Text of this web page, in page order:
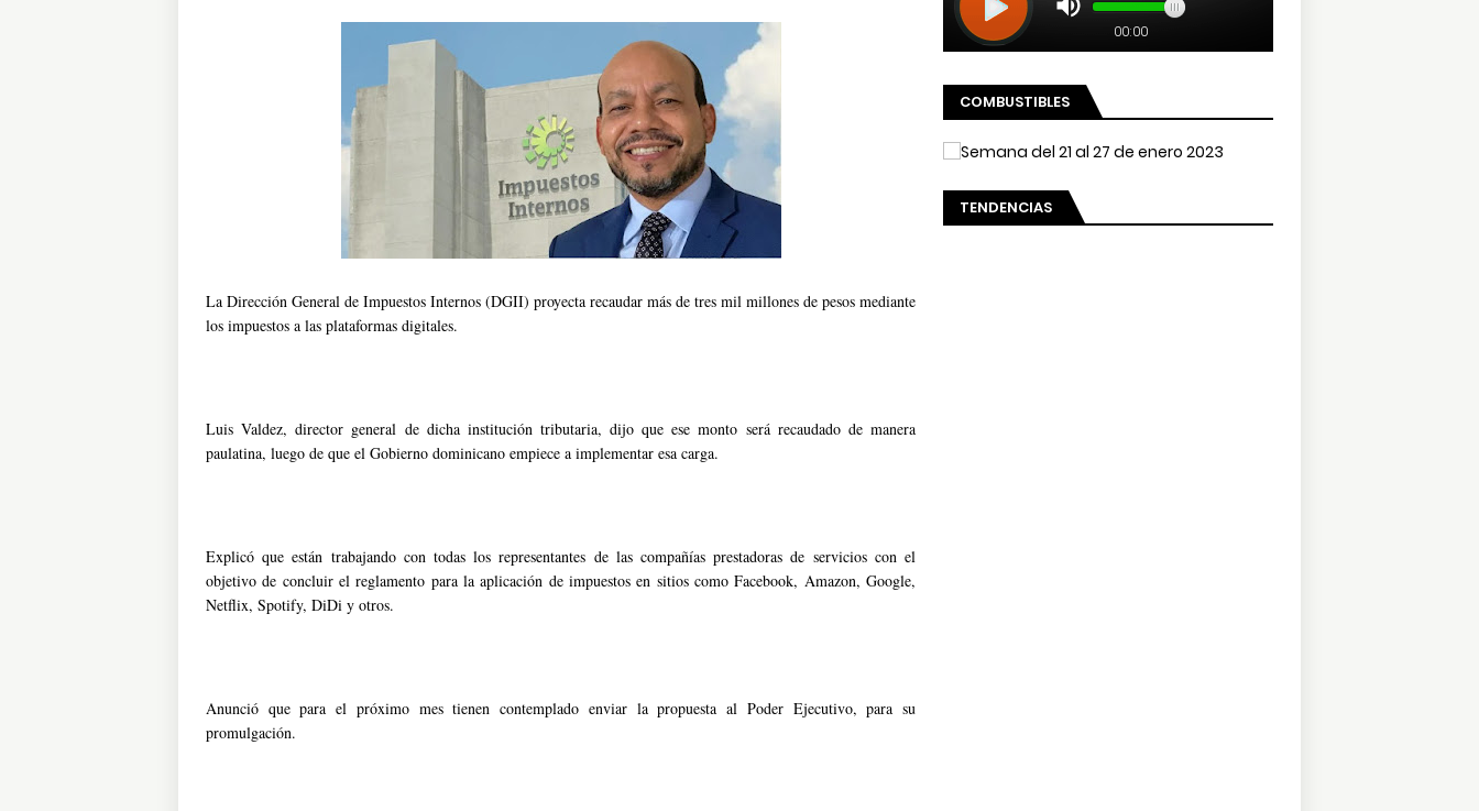
La Dirección General de Impuestos Internos (DGII) proyecta recaudar más de tres mil millones de pesos mediante
los impuestos a las plataformas digitales.
Luis Valdez, director general de dicha institución tributaria, dijo que ese monto será recaudado de manera
paulatina, luego de que el Gobierno dominicano empiece a implementar esa carga.
Explicó que están trabajando con todas los representantes de las compañías prestadoras de servicios con el
objetivo de concluir el reglamento para la aplicación de impuestos en sitios como Facebook, Amazon, Google,
Netflix, Spotify, DiDi y otros.
Anunció que para el próximo mes tienen contemplado enviar la propuesta al Poder Ejecutivo, para su
promulgación.
COMBUSTIBLES
TENDENCIAS